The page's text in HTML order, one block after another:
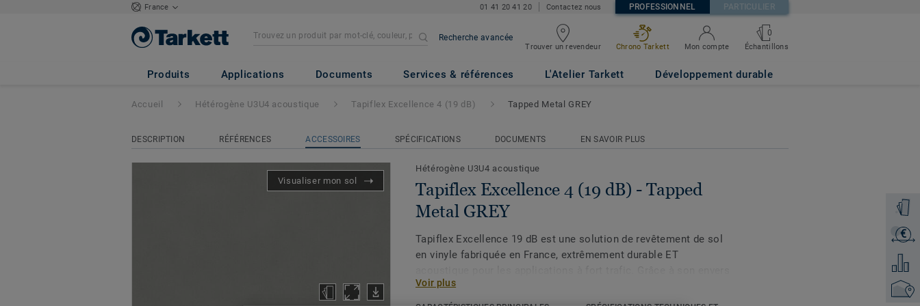
France 01 41 20 41 20 Contactez nous PROFESSIONNEL PARTICULIER
Recherche avancée
Trouver un revendeur Chrono Tarkett Mon compte
0
Échantillons
Produits Applications Documents Services & références L'Atelier Tarkett Développement durable
Tapiflex Excellence 4 (19 dB) - Tapped Metal GREY
€
Accueil Hétérogène U3U4 acoustique Tapiflex Excellence 4 (19 dB) Tapped Metal GREY
DESCRIPTION RÉFÉRENCES ACCESSOIRES SPÉCIFICATIONS DOCUMENTS EN SAVOIR PLUS
Visualiser mon sol
Hétérogène U3U4 acoustique
Tapiflex Excellence 4 (19 dB) - Tapped
Metal GREY
Tapiflex Excellence 19 dB est une solution de revêtement de sol
en vinyle fabriquée en France, extrêmement durable ET
en mousse haute densité, elle offre une excellente réduction
sonore (19 dB), un bon confort sous les pieds grâce à son
Voir plus